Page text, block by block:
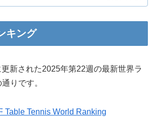
キング
新された2025年第22週の最新世界ラ
りです。
Table Tennis World Ranking